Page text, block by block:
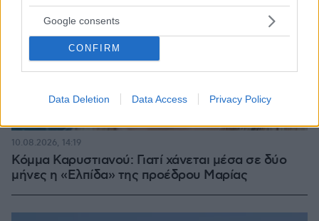
Google consents
CONFIRM
Data Deletion Data Access Privacy Policy
Κόμμα Καρυστιανού: Γιατί χάνεται μέσα σε δύο
μήνες η «Ελπίδα» της προέδρου Μαρίας
10.08.2026, 14:19